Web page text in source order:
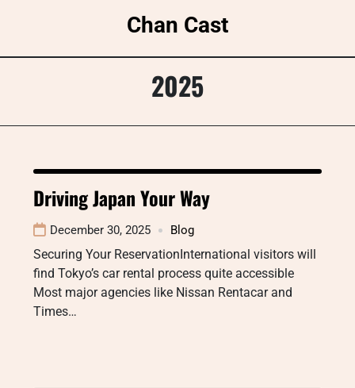
Chan Cast
2025
Driving Japan Your Way
December 30, 2025 Blog
Securing Your ReservationInternational visitors will
find Tokyo’s car rental process quite accessible
Most major agencies like Nissan Rentacar and
Times…